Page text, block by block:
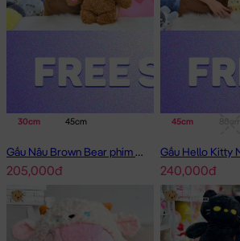
Gấu Bông Hậu Duệ Mặt
30cm 45cm
Gấu Nâu Brown Bear phim Minions
205,000đ
45cm
240,000đ